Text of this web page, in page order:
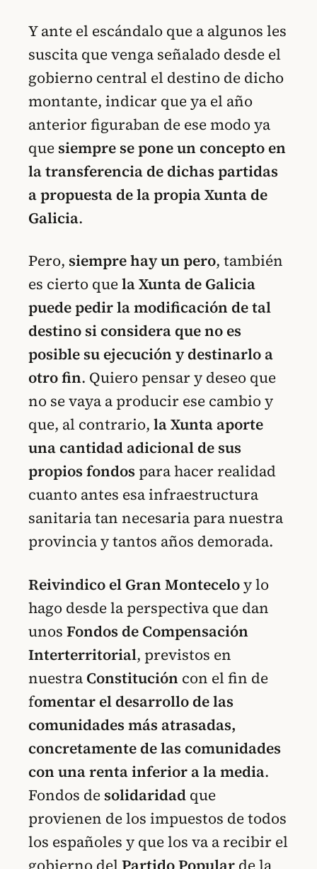
Y ante el escándalo que a algunos les
suscita que venga señalado desde el
gobierno central el destino de dicho
montante, indicar que ya el año
anterior figuraban de ese modo ya
que siempre se pone un concepto en
la transferencia de dichas partidas
a propuesta de la propia Xunta de
Galicia.
Pero, siempre hay un pero, también
es cierto quela Xunta de Galicia
puede pedir la modificación de tal
destino si considera que no es
posible su ejecución y destinarlo a
otro fin. Quiero pensar y deseo que
no se vaya a producir ese cambio y
que, al contrario, la Xunta aporte
una cantidad adicional de sus
propios fondos para hacer realidad
cuanto antes esa infraestructura
sanitaria tan necesaria para nuestra
provincia y tantos años demorada.
Reivindico el Gran Monteceloy lo
hago desde la perspectiva que dan
unos Fondos de Compensación
Interterritorial, previstos en
nuestra Constitución con el fin de
fomentar el desarrollo de las
comunidades más atrasadas,
concretamente de las comunidades
con una renta inferior a la media.
Fondos de solidaridad que
provienen de los impuestos de todos
los españoles y que los va a recibir el